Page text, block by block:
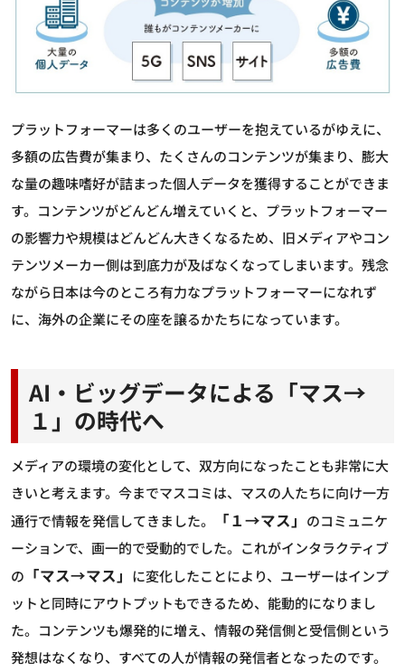
プラットフォーマーは多くのユーザーを抱えているがゆえに、
多額の広告費が集まり、たくさんのコンテンツが集まり、膨大
な量の趣味嗜好が詰まった個人データを獲得することができま
す。コンテンツがどんどん増えていくと、プラットフォーマー
の影響力や規模はどんどん大きくなるため、旧メディアやコン
テンツメーカー側は到底力が及ばなくなってしまいます。残念
ながら日本は今のところ有力なプラットフォーマーになれず
に、海外の企業にその座を譲るかたちになっています。
AI・ビッグデータによる「マス→
１」の時代へ
メディアの環境の変化として、双方向になったことも非常に大
きいと考えます。今までマスコミは、マスの人たちに向け一方
通行で情報を発信してきました。
「１→マス」 のコミュニケ
ーションで、画一的で受動的でした。これがインタラクティブ
の 「マス→マス」 に変化したことにより、ユーザーはインプ
ットと同時にアウトプットもできるため、能動的になりまし
た。コンテンツも爆発的に増え、情報の発信側と受信側という
発想はなくなり、すべての人が情報の発信者となったのです。